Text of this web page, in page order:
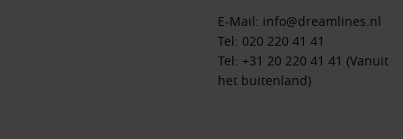
E-Mail: info@dreamlines.nl
Tel: 020 220 41 41
Tel: +31 20 220 41 41 (Vanuit
het buitenland)